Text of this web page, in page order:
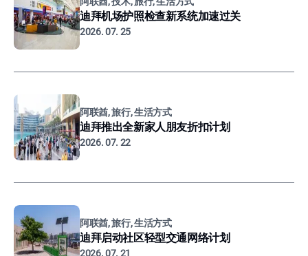
迪拜机场护照检查新系统加速过关
2026. 07. 25
阿联酋, 旅行, 生活方式
迪拜推出全新家人朋友折扣计划
2026. 07. 22
阿联酋, 旅行, 生活方式
迪拜启动社区轻型交通网络计划
2026. 07. 21